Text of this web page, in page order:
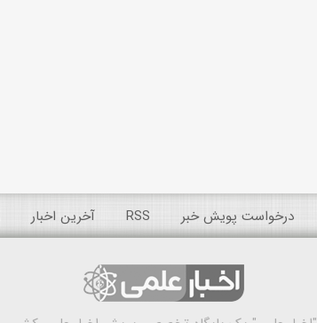
درخواست پویش خبر RSS آخرین اخبار